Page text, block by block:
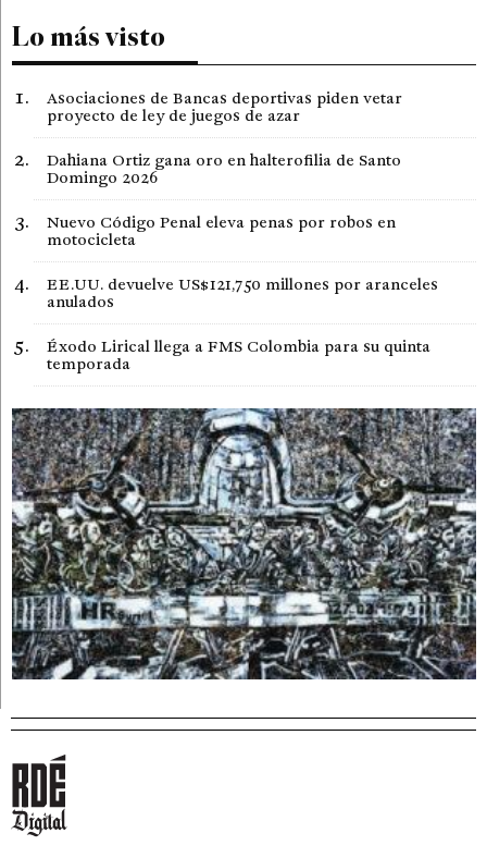
Lo más visto
Asociaciones de Bancas deportivas piden vetar
proyecto de ley de juegos de azar
Dahiana Ortiz gana oro en halterofilia de Santo
Domingo 2026
Nuevo Código Penal eleva penas por robos en
motocicleta
EE.UU. devuelve US$121,750 millones por aranceles
anulados
Éxodo Lirical llega a FMS Colombia para su quinta
temporada